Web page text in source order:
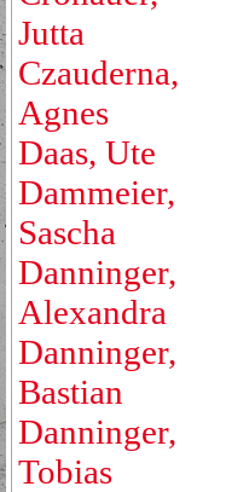
Jutta
Czauderna,
Agnes
Daas, Ute
Dammeier,
Sascha
Danninger,
Alexandra
Danninger,
Bastian
Danninger,
Tobias